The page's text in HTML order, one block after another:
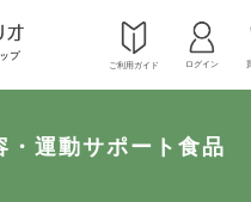
ご利用ガイド ログイン
・運動サポート食品